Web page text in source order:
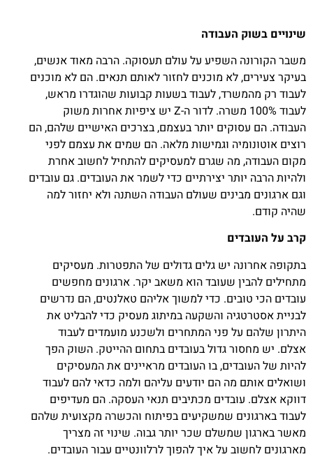
שינויים בשוק העבודה
משבר הקורונה השפיע על עולם תעסוקה. הרבה מאוד אנשים,
בעיקר צעירים, לא מוכנים לחזור לאותם תנאים. הם לא מוכנים
לעבוד רק מהמשרד, לעבוד בשעות קבועות שהוגדרו מראש,
לעבוד 100% משרה. לדור ה-Z יש ציפיות אחרות משוק
העבודה. הם עסוקים יותר בעצמם, בצרכים האישיים שלהם, הם
רוצים אוטונומיה וגמישות מלאה. הם שמים את עצמם לפני
מקום העבודה, מה שגרם למעסיקים להתחיל לחשוב אחרת
ולהיות הרבה יותר יצירתיים כדי לשמר את העובדים. גם עובדים
וגם ארגונים מבינים שעולם העבודה השתנה ולא יחזור למה
שהיה קודם.
קרב על העובדים
בתקופה אחרונה יש גלים גדולים של התפטרות. מעסיקים
מתחילים להבין שעובד הוא משאב יקר. ארגונים מחפשים
עובדים הכי טובים. כדי למשוך אליהם טאלנטים, הם נדרשים
לבניית אסטרטגיה והשקעה במיתוג מעסיק כדי להבליט את
היתרון שלהם על פני המתחרים ולשכנע מועמדים לעבוד
אצלם. יש מחסור גדול בעובדים בתחום ההייטק. השוק הפך
להיות של העובדים, בו העובדים מראיינים את המעסיקים
ושואלים אותם מה הם יודעים עליהם ולמה כדאי להם לעבוד
דווקא אצלם. עובדים מכתיבים תנאי העסקה. הם מעדיפים
לעבוד בארגונים שמשקיעים בפיתוח והכשרה מקצועית שלהם
מאשר בארגון שמשלם שכר יותר גבוה. שינוי זה מצריך
מארגונים לחשוב על איך להפוך לרלוונטיים עבור העובדים.